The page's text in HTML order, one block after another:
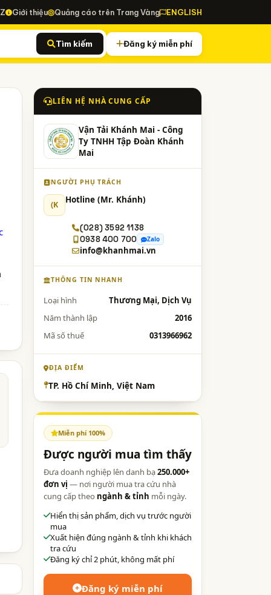
Giới thiệu Quảng cáo trên Trang Vàng ENGLISH
Tìm kiếm Đăng ký miễn phí
LIÊN HỆ NHÀ CUNG CẤP
Vận Tải Khánh Mai - Công
Ty TNHH Tập Đoàn Khánh
Mai
NGƯỜI PHỤ TRÁCH
(K Hotline (Mr. Khánh)
(028) 3592 1138
0938 400 700
Zalo
info@khanhmai.vn
THÔNG TIN NHANH
Loại hình
Thương Mại, Dịch Vụ
Năm thành lập
2016
Mã số thuế
0313966962
ĐỊA ĐIỂM
TP. Hồ Chí Minh, Việt Nam
Miễn phí 100%
Được người mua tìm thấy
Đưa doanh nghiệp lên danh bạ250.000+
đơn vị — nơi người mua tra cứu nhà
cung cấp theo ngành & tỉnh mỗi ngày.
Hiển thị sản phẩm, dịch vụ trước người
mua
Xuất hiện đúng ngành & tỉnh khi khách
tra cứu
Đăng ký chỉ 2 phút, không mất phí
Đăng ký miễn phí